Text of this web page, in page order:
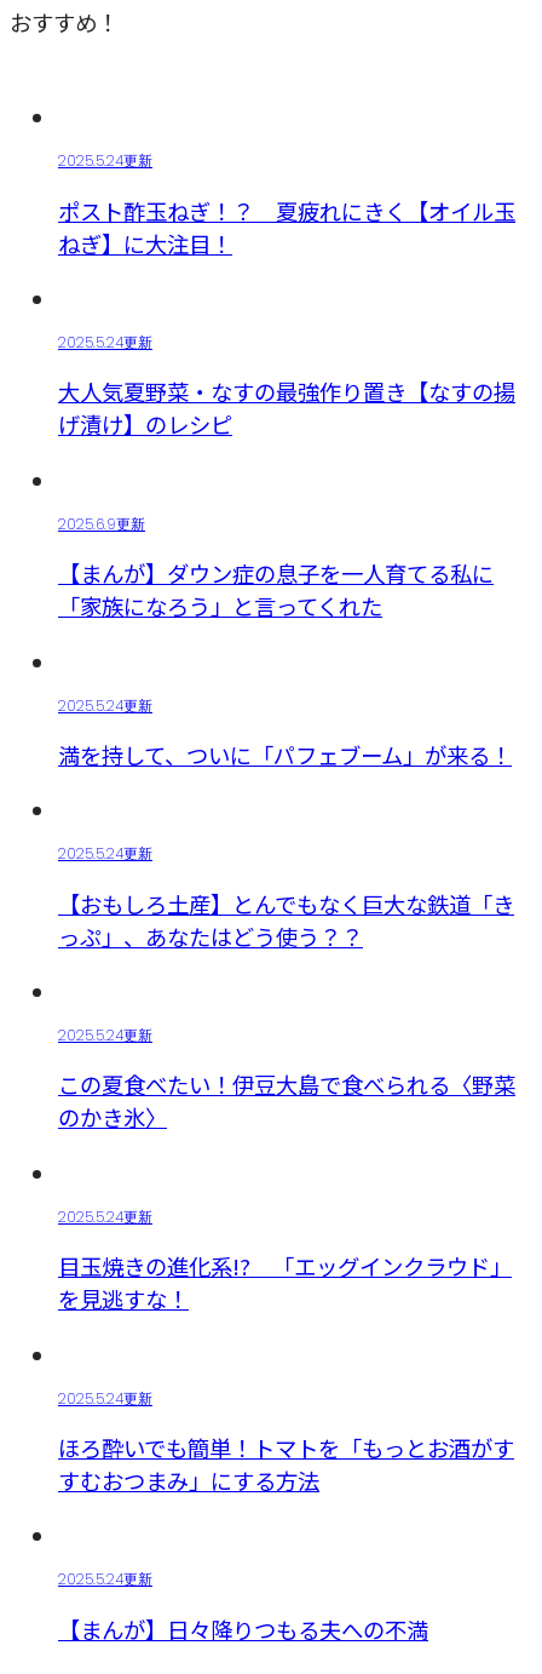
おすすめ！
2025.5.24更新
ポスト酢玉ねぎ！？ 夏疲れにきく【オイル玉
ねぎ】に大注目！
2025.5.24更新
大人気夏野菜・なすの最強作り置き【なすの揚
げ漬け】のレシピ
2025.6.9更新
【まんが】ダウン症の息子を一人育てる私に
「家族になろう」と言ってくれた
2025.5.24更新
満を持して、ついに「パフェブーム」が来る！
2025.5.24更新
【おもしろ土産】とんでもなく巨大な鉄道「き
っぷ」、あなたはどう使う？？
2025.5.24更新
この夏食べたい！伊豆大島で食べられる〈野菜
のかき氷〉
2025.5.24更新
目玉焼きの進化系!? 「エッグインクラウド」
を見逃すな！
2025.5.24更新
ほろ酔いでも簡単！トマトを「もっとお酒がす
すむおつまみ」にする方法
2025.5.24更新
【まんが】日々降りつもる夫への不満